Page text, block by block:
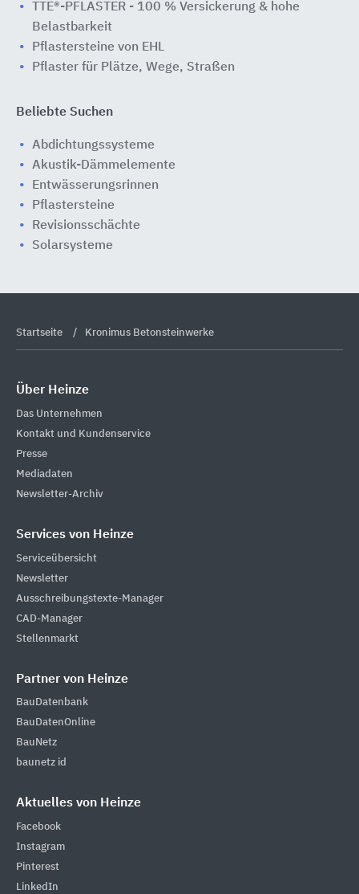
TTE®-PFLASTER - 100 % Versickerung & hohe
Belastbarkeit
Pflastersteine von EHL
Pflaster für Plätze, Wege, Straßen
Beliebte Suchen
Abdichtungssysteme
Akustik-Dämmelemente
Entwässerungsrinnen
Pflastersteine
Revisionsschächte
Solarsysteme
Startseite Kronimus Betonsteinwerke
Über Heinze
Das Unternehmen
Kontakt und Kundenservice
Presse
Mediadaten
Newsletter-Archiv
Services von Heinze
Serviceübersicht
Newsletter
Ausschreibungstexte-Manager
CAD-Manager
Stellenmarkt
Partner von Heinze
BauDatenbank
BauDatenOnline
BauNetz
baunetz id
Aktuelles von Heinze
Facebook
Instagram
Pinterest
LinkedIn